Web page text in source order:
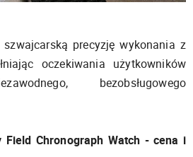
precyzję wykonania z
oczekiwania użytkowników
bezobsługowego
Chronograph Watch - cena i